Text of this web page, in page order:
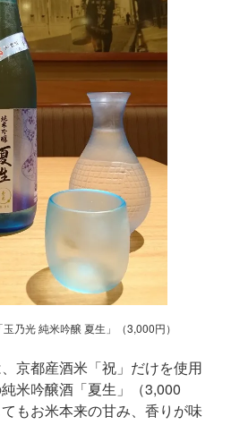
乃光 純米吟醸 夏生」（3,000円）
京都産酒米「祝」だけを使用
米吟醸酒「夏生」（3,000
もお米本来の甘み、香りが味